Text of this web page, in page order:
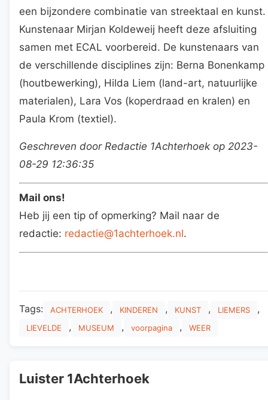
een bijzondere combinatie van streektaal en kunst.
Kunstenaar Mirjan Koldeweij heeft deze afsluiting
samen met ECAL voorbereid. De kunstenaars van
de verschillende disciplines zijn: Berna Bonenkamp
(houtbewerking), Hilda Liem (land-art, natuurlijke
materialen), Lara Vos (koperdraad en kralen) en
Paula Krom (textiel).
Geschreven door Redactie 1Achterhoek op 2023-
08-29 12:36:35
Mail ons!
Heb jij een tip of opmerking? Mail naar de
redactie: redactie@1achterhoek.nl.
Tags: ACHTERHOEK , KINDEREN , KUNST , LIEMERS ,
LIEVELDE , MUSEUM , voorpagina , WEER
Luister 1Achterhoek